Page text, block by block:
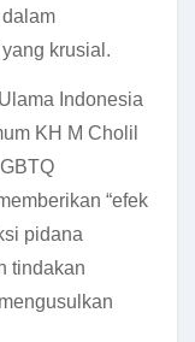
krusial.
Indonesia
KH M Cholil
“efek
pidana
tindakan